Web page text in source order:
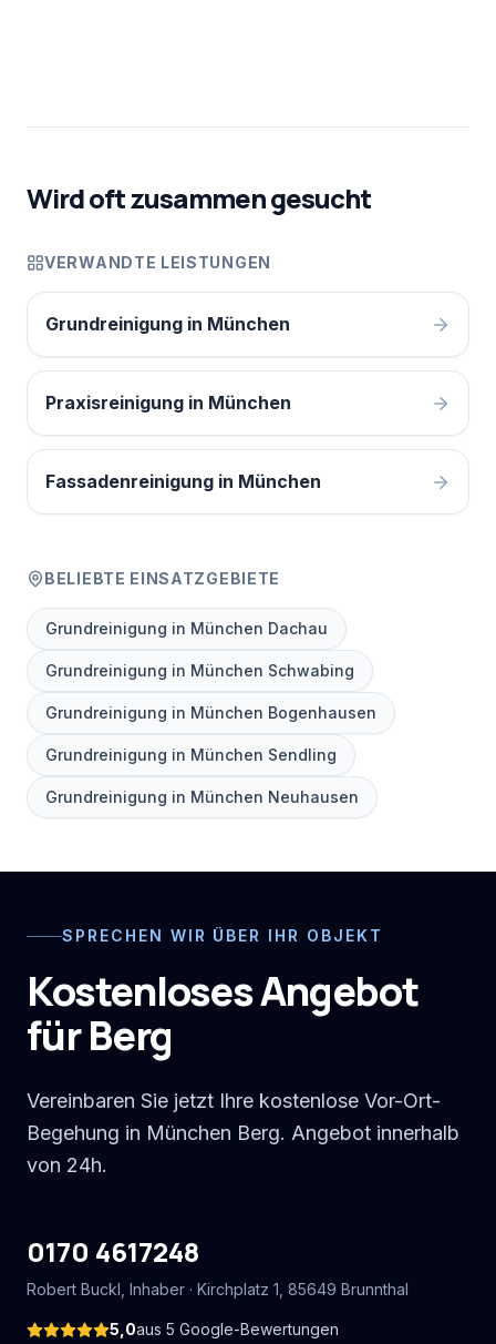
Wird oft zusammen gesucht
VERWANDTE LEISTUNGEN
Grundreinigung in München
Praxisreinigung in München
Fassadenreinigung in München
BELIEBTE EINSATZGEBIETE
Grundreinigung in München Dachau
Grundreinigung in München Schwabing
Grundreinigung in München Bogenhausen
Grundreinigung in München Sendling
Grundreinigung in München Neuhausen
SPRECHEN WIR ÜBER IHR OBJEKT
Kostenloses Angebot
für Berg
Vereinbaren Sie jetzt Ihre kostenlose Vor-Ort-
Begehung in München Berg. Angebot innerhalb
von 24h.
0170 4617248
Robert Buckl , Inhaber · Kirchplatz 1 85649 Brunnthal
5,0aus 5 Google-Bewertungen